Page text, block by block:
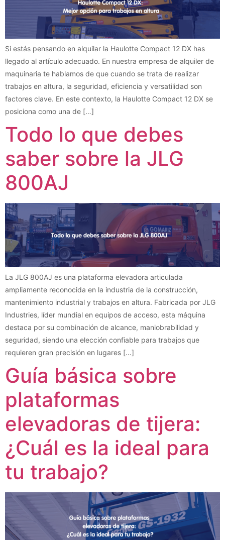
Si estás pensando en alquilar la Haulotte Compact 12 DX has
llegado al artículo adecuado. En nuestra empresa de alquiler de
maquinaria te hablamos de que cuando se trata de realizar
trabajos en altura, la seguridad, eficiencia y versatilidad son
factores clave. En este contexto, la Haulotte Compact 12 DX se
posiciona como una de […]
Todo lo que debes
saber sobre la JLG
800AJ
La JLG 800AJ es una plataforma elevadora articulada
ampliamente reconocida en la industria de la construcción,
mantenimiento industrial y trabajos en altura. Fabricada por JLG
Industries, líder mundial en equipos de acceso, esta máquina
destaca por su combinación de alcance, maniobrabilidad y
seguridad, siendo una elección confiable para trabajos que
requieren gran precisión en lugares […]
Guía básica sobre
plataformas
elevadoras de tijera:
¿Cuál es la ideal para
tu trabajo?